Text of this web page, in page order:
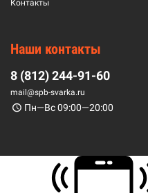
Контакты
Наши контакты
8 (812) 244-91-60
mail@spb-svarka.ru
Пн—Вс 09:00—20:00